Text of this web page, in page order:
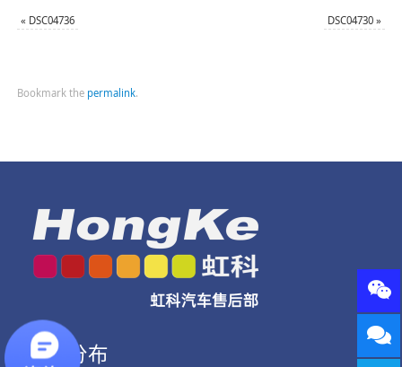
« DSC04736 DSC04730 »
Bookmark the permalink.
公司分布